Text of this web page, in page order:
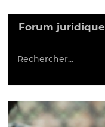
Forum juridique